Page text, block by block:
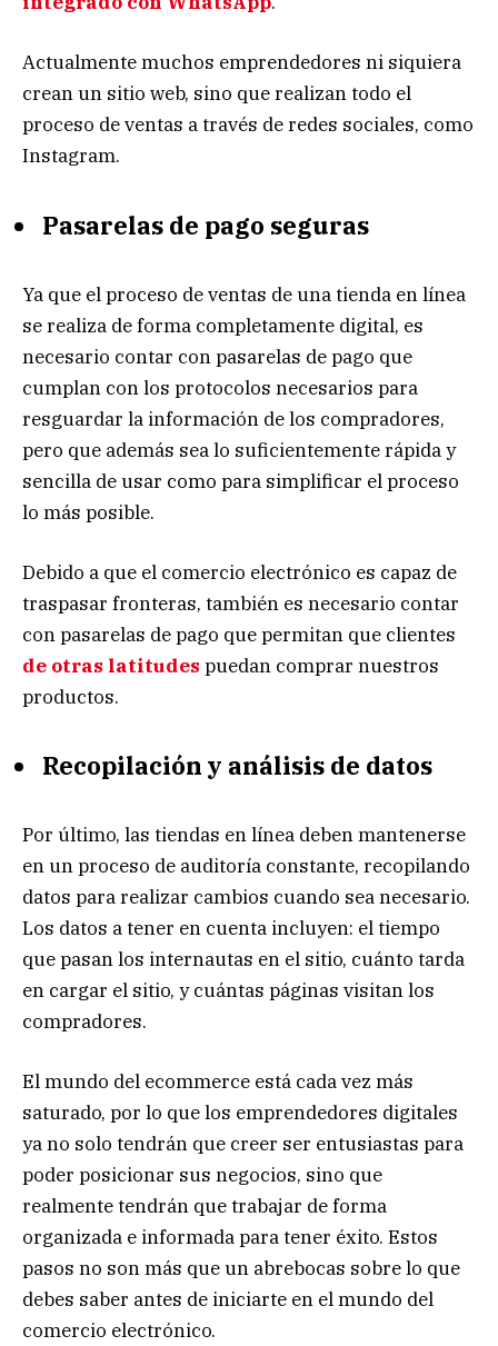
Actualmente muchos emprendedores ni siquiera
crean un sitio web, sino que realizan todo el
proceso de ventas a través de redes sociales, como
Instagram.
Pasarelas de pago seguras
Ya que el proceso de ventas de una tienda en línea
se realiza de forma completamente digital, es
necesario contar con pasarelas de pago que
cumplan con los protocolos necesarios para
resguardar la información de los compradores,
pero que además sea lo suficientemente rápida y
sencilla de usar como para simplificar el proceso
lo más posible.
Debido a que el comercio electrónico es capaz de
traspasar fronteras, también es necesario contar
con pasarelas de pago que permitan que clientes
de otras latitudes puedan comprar nuestros
productos.
Recopilación y análisis de datos
Por último, las tiendas en línea deben mantenerse
en un proceso de auditoría constante, recopilando
datos para realizar cambios cuando sea necesario.
Los datos a tener en cuenta incluyen: el tiempo
que pasan los internautas en el sitio, cuánto tarda
en cargar el sitio, y cuántas páginas visitan los
compradores.
El mundo del ecommerce está cada vez más
saturado, por lo que los emprendedores digitales
ya no solo tendrán que creer ser entusiastas para
poder posicionar sus negocios, sino que
realmente tendrán que trabajar de forma
organizada e informada para tener éxito. Estos
pasos no son más que un abrebocas sobre lo que
debes saber antes de iniciarte en el mundo del
comercio electrónico.